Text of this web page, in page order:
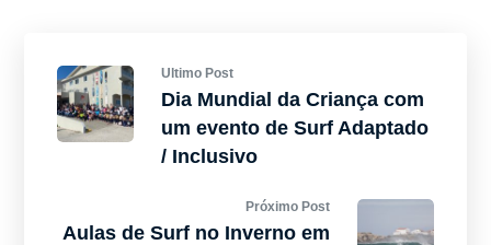
Ultimo Post
Dia Mundial da Criança com
um evento de Surf Adaptado
/ Inclusivo
Próximo Post
Aulas de Surf no Inverno em